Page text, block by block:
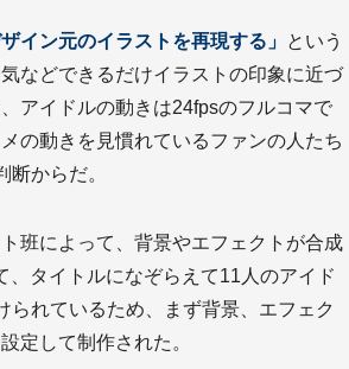
ザイン元のイラストを再現する」 という
などできるだけイラストの印象に近づ
アイドルの動きは24fpsのフルコマで
の動きを見慣れているファンの人たち
からだ。
班によって、背景やエフェクトが合成
タイトルになぞらえて11人のアイド
られているため、まず背景、エフェク
定して制作された。